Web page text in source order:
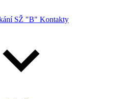
SŽ "B" Kontakty